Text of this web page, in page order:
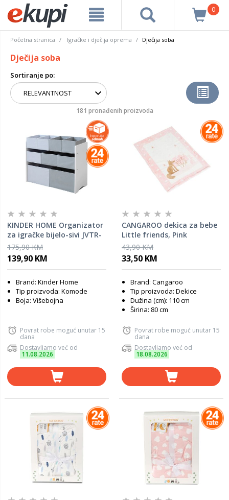
0
Početna stranica Igračke i dječija oprema Dječija soba
Dječija soba
Sortiranje po:
181 pronađenih proizvoda
KINDER HOME Organizator
za igračke bijelo-sivi JVTR-
3090-1
175,90 KM
139,90 KM
Brand: Kinder Home
Tip proizvoda: Komode
Boja: Višebojna
Povrat robe moguć unutar 15
dana
Dostavljamo već od
11.08.2026
CANGAROO dekica za bebe
Little friends, Pink
43,90 KM
33,50 KM
Brand: Cangaroo
Tip proizvoda: Dekice
Dužina (cm): 110 cm
Širina: 80 cm
Povrat robe moguć unutar 15
dana
Dostavljamo već od
18.08.2026